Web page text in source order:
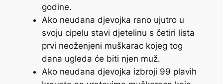
godine.
Ako neudana djevojka rano ujutro u
svoju cipelu stavi djetelinu s četiri lista
prvi neoženjeni muškarac kojeg tog
dana ugleda će biti njen muž.
Ako neudana djevojka izbroji 99 plavih